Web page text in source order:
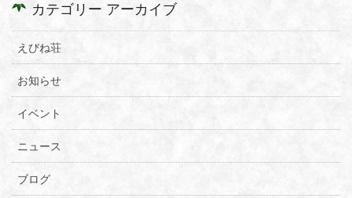
カテゴリー アーカイブ
えびね荘
お知らせ
イベント
ニュース
ブログ